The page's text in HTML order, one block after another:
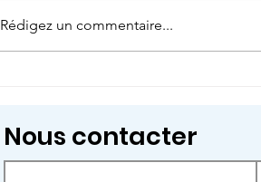
autrement ?
Rédigez un commentaire...
Nous contacter